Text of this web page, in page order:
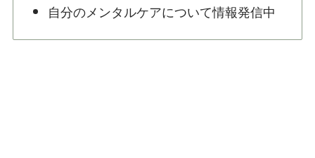
自分のメンタルケアについて情報発信中